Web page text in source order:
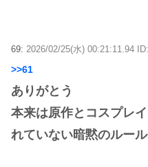
69: 2026/02/25(水) 00:21:11.94
>>61
ありがとう
本来は原作とコスプレ
れていない暗黙のルー